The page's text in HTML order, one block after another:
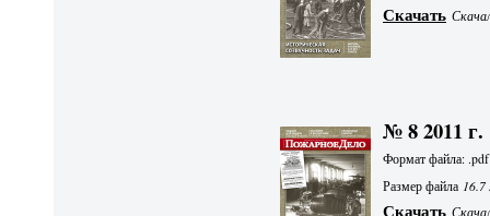
Скачать
№ 8 2011 г.
Формат файла: .pdf
Размер файла 16.7
Скачать